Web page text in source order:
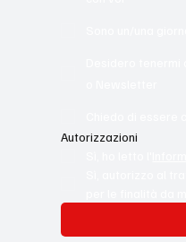
Autorizzazioni